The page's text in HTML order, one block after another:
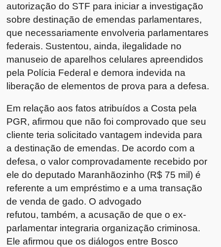
autorização do STF para iniciar a investigação
sobre destinação de emendas parlamentares,
que necessariamente envolveria parlamentares
federais. Sustentou, ainda, ilegalidade no
manuseio de aparelhos celulares apreendidos
pela Polícia Federal e demora indevida na
liberação de elementos de prova para a defesa.
Em relação aos fatos atribuídos a Costa pela
PGR, afirmou que não foi comprovado que seu
cliente teria solicitado vantagem indevida para
a destinação de emendas. De acordo com a
defesa, o valor comprovadamente recebido por
ele do deputado Maranhãozinho (R$ 75 mil) é
referente a um empréstimo e a uma transação
de venda de gado. O advogado
refutou, também, a acusação de que o ex-
parlamentar integraria organização criminosa.
Ele afirmou que os diálogos entre Bosco